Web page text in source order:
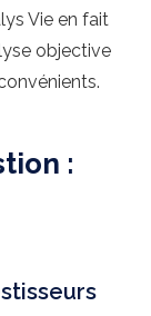
Vie en fait
objective
: